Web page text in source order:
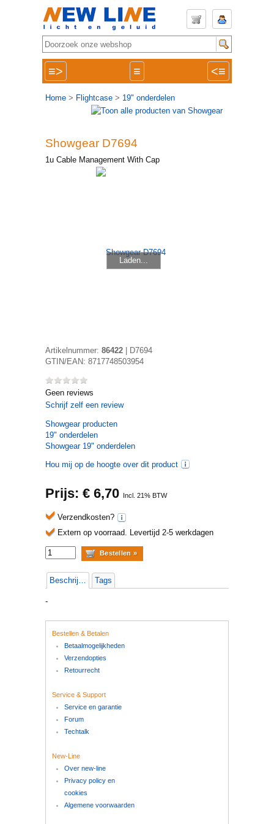
≡> ≡ <≡
Home > Flightcase > 19" onderdelen
Showgear D7694
1u Cable Management With Cap
Laden...
Artikelnummer: 86422
D7694
GTIN/EAN: 8717748503954
Geen reviews
Schrijf zelf een review
Showgearproducten
19" onderdelen
Showgear 19" onderdelen
Hou mij op de hoogte over dit product
Prijs: € 6,70 Incl. 21% BTW
Verzendkosten?
Extern op voorraad. Levertijd 2-5 werkdagen
Beschrijving Tags
-
Bestellen & Betalen
Betaalmogelijkheden
Verzendopties
Retourrecht
Service & Support
Service en garantie
Forum
Techtalk
New-Line
Over new-line
Privacy policy en
cookies
Algemene voorwaarden